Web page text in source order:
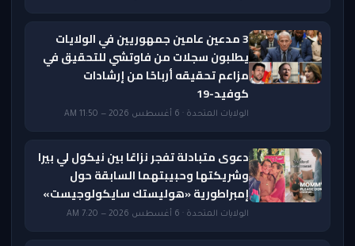
3 مدعين عامين جمهوريين في الولايات
يطلبون سجلات من فاوتشي للتحقيق في
مزاعم تحقيقه أرباحًا من إرشادات
كوفيد-19
الولايات المتحدة · 6 أغسطس 2026 — 11:50 AM
دعوى متبادلة تفجر نزاعًا بين نيكول لي بيرا
وشريكتها وحبيبتهما السابقة حول
إمبراطورية «هوليستك سايكولوجيست»
الولايات المتحدة · 6 أغسطس 2026 — 7:20 AM